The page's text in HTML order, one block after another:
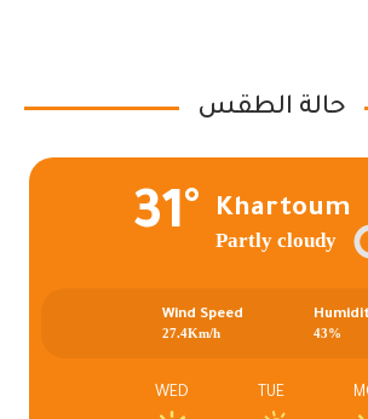
حالة الطقس
Khartoum
Partly cloudy
31°
43%
Wind Speed
27.4Km/h
TUE
WED